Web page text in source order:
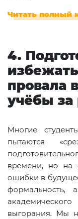
Читать полный
4.
провала
учёбы
Многие
пытаются
времени, но на
ошибки в
формальность,
выгорания. Мы